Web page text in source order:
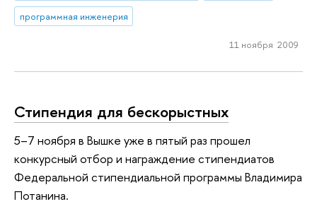
программная инженерия
11 ноября 2009
Стипендия для бескорыстных
5–7 ноября в Вышке уже в пятый раз прошел
конкурсный отбор и награждение стипендиатов
Федеральной стипендиальной программы Владимира
Потанина.